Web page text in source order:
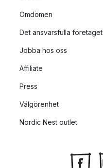
Omdömen
Det ansvarsfulla företaget
Jobba hos oss
Affiliate
Press
Välgörenhet
Nordic Nest outlet